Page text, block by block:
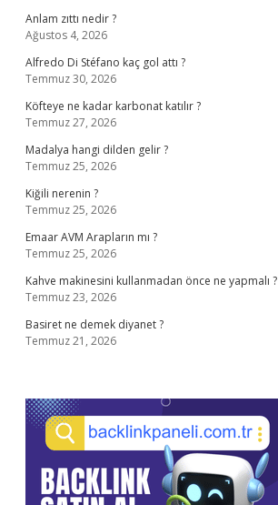
Anlam zıttı nedir ?
Ağustos 4, 2026
Alfredo Di Stéfano kaç gol attı ?
Temmuz 30, 2026
Köfteye ne kadar karbonat katılır ?
Temmuz 27, 2026
Madalya hangi dilden gelir ?
Temmuz 25, 2026
Kiğili nerenin ?
Temmuz 25, 2026
Emaar AVM Arapların mı ?
Temmuz 25, 2026
Kahve makinesini kullanmadan önce ne yapmalı ?
Temmuz 23, 2026
Basiret ne demek diyanet ?
Temmuz 21, 2026